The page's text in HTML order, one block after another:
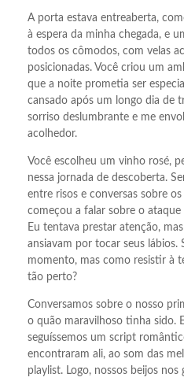
A porta estava entreaberta,
à espera da minha chegada, e
todos os cômodos, com velas
posicionadas. Você criou um
que a noite prometia ser
cansado após um longo dia de
sorriso deslumbrante e me
acolhedor.
Você escolheu um vinho rosé,
nessa jornada de descoberta.
entre risos e conversas sobre
começou a falar sobre o ataque
Eu tentava prestar atenção,
ansiavam por tocar seus lábios.
momento, mas como resistir à
tão perto?
Conversamos sobre o nosso
o quão maravilhoso tinha sido.
seguíssemos um script
encontraram ali, ao som das
playlist. Logo, nossos beijos